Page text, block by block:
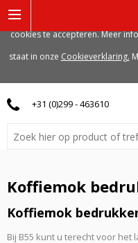
+31 (0)299 - 463610
Koffiemok
Koffiemok
Bij B55 kunt u terecht voor
gerelateerde cookies. Voor de
cookies te accepteren. Meer
staat in onze Cookieverklaring.